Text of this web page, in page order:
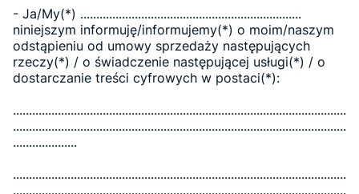
- Ja/My(*) .....................................................................
niniejszym informuję/informujemy(*) o moim/naszym
odstąpieniu od umowy sprzedaży następujących
rzeczy(*) / o świadczenie następującej usługi(*) / o
dostarczanie treści cyfrowych w postaci(*):
........................................................................................................
........................................................................................................
....................
........................................................................................................
........................................................................................................